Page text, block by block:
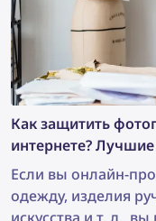
Как защитить
интернете?
Если вы онлайн-
одежду, изделия
искусства и т. д.,